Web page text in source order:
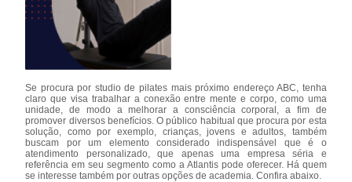
Se procura por studio de pilates mais próximo endereço ABC, tenha
claro que visa trabalhar a conexão entre mente e corpo, como uma
unidade, de modo a melhorar a consciência corporal, a fim de
promover diversos benefícios. O público habitual que procura por esta
solução, como por exemplo, crianças, jovens e adultos, também
buscam por um elemento considerado indispensável que é o
atendimento personalizado, que apenas uma empresa séria e
referência em seu segmento como a Atlantis pode oferecer. Há quem
se interesse também por outras opções de academia. Confira abaixo.